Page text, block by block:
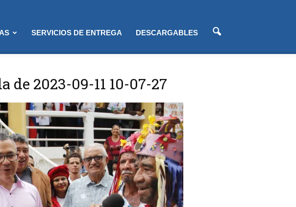
SERVICIOS DE ENTREGA DESCARGABLES
de 2023-09-11 10-07-27